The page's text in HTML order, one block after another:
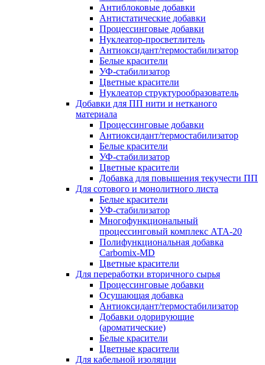
Антиблоковые добавки
Антистатические добавки
Процессинговые добавки
Нуклеатор-просветлитель
Антиоксидант/термостабилизатор
Белые красители
УФ-стабилизатор
Цветные красители
Нуклеатор структурообразователь
Добавки для ПП нити и нетканого
материала
Процессинговые добавки
Антиоксидант/термостабилизатор
Белые красители
УФ-стабилизатор
Цветные красители
Добавка для повышения текучести ПП
Для сотового и монолитного листа
Белые красители
УФ-стабилизатор
Многофункциональный
процессинговый комплекс АТА-20
Полифункциональная добавка
Carbomix-MD
Цветные красители
Для переработки вторичного сырья
Процессинговые добавки
Осушающая добавка
Антиоксидант/термостабилизатор
Добавки одорирующие
(ароматические)
Белые красители
Цветные красители
Для кабельной изоляции